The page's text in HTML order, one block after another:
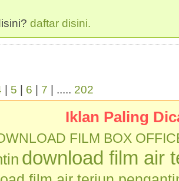
daftar disini.
5 6 7 | ..... 202
Iklan Paling
FILM BOX
download film air